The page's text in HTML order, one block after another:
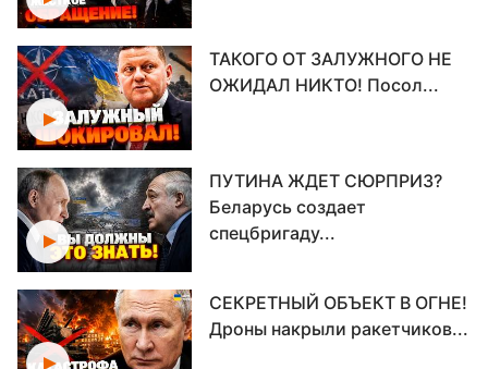
ТАКОГО ОТ ЗАЛУЖНОГО НЕ
ОЖИДАЛ НИКТО! Посол...
ПУТИНА ЖДЕТ СЮРПРИЗ?
Беларусь создает
спецбригаду...
СЕКРЕТНЫЙ ОБЪЕКТ В ОГНЕ!
Дроны накрыли ракетчиков...